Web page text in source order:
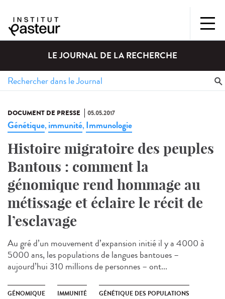
LE JOURNAL DE LA RECHERCHE
DOCUMENT DE PRESSE 05.05.2017
Génétique, immunité, Immunologie
Histoire migratoire des peuples
Bantous : comment la
génomique rend hommage au
métissage et éclaire le récit de
l’esclavage
Au gré d’un mouvement d’expansion initié il y a 4000 à
5000 ans, les populations de langues bantoues –
aujourd’hui 310 millions de personnes – ont...
GÉNOMIQUE IMMUNITÉ GÉNÉTIQUE DES POPULATIONS